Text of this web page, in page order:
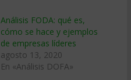
Análisis FODA: qué es,
cómo se hace y ejemplos
de empresas líderes
agosto 13, 2020
En «Análisis DOFA»